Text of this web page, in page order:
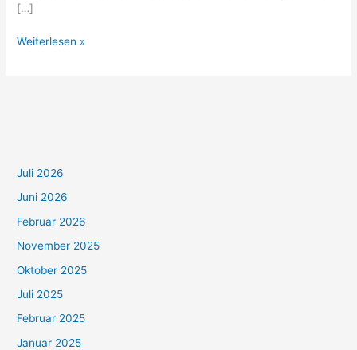
[…]
Weiterlesen »
Juli 2026
Juni 2026
Februar 2026
November 2025
Oktober 2025
Juli 2025
Februar 2025
Januar 2025